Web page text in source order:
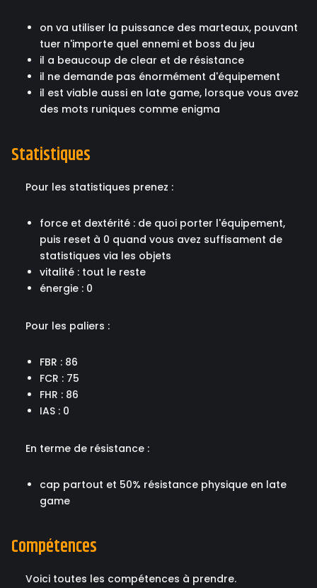
on va utiliser la puissance des marteaux, pouvant
tuer n'importe quel ennemi et boss du jeu
il a beaucoup de clear et de résistance
il ne demande pas énormément d'équipement
il est viable aussi en late game, lorsque vous avez
des mots runiques comme enigma
Statistiques
Pour les statistiques prenez :
force et dextérité : de quoi porter l'équipement,
puis reset à 0 quand vous avez suffisament de
statistiques via les objets
vitalité : tout le reste
énergie : 0
Pour les paliers :
FBR : 86
FCR : 75
FHR : 86
IAS : 0
En terme de résistance :
cap partout et 50% résistance physique en late
game
Compétences
Voici toutes les compétences à prendre.